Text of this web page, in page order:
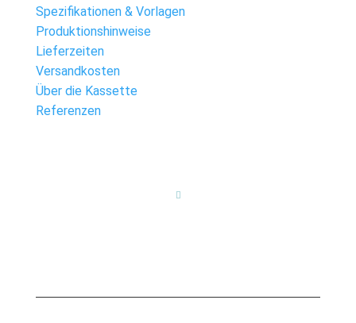
Spezifikationen & Vorlagen
Produktionshinweise
Lieferzeiten
Versandkosten
Über die Kassette
Referenzen
